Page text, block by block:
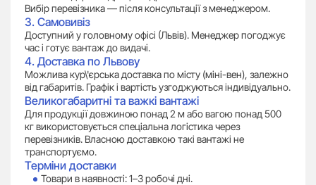
Вибір перевізника — після консультації з менеджером.
3. Самовивіз
Доступний у головному офісі (Львів). Менеджер погоджує
час і готує вантаж до видачі.
4. Доставка по Львову
Можлива кур\'єрська доставка по місту (міні-вен), залежно
від габаритів. Графік і вартість узгоджуються індивідуально.
Великогабаритні та важкі вантажі
Для продукції довжиною понад 2 м або вагою понад 500
кг використовується спеціальна логістика через
перевізників. Власною доставкою такі вантажі не
транспортуємо.
Терміни доставки
Товари в наявності: 1–3 робочі дні.